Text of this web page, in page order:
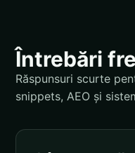
Întrebări
Răspunsuri scurte
snippets, AEO și